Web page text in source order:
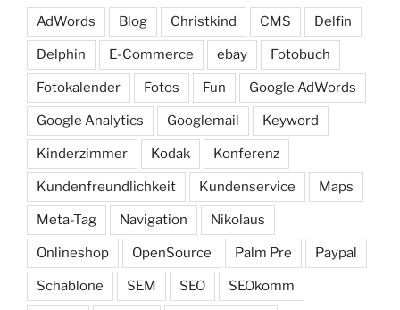
AdWords Blog Christkind CMS Delfin
Delphin E-Commerce ebay Fotobuch
Fotokalender Fotos Fun Google AdWords
Google Analytics Googlemail Keyword
Kinderzimmer Kodak Konferenz
Kundenfreundlichkeit Kundenservice Maps
Meta-Tag Navigation Nikolaus
Onlineshop OpenSource Palm Pre Paypal
Schablone SEM SEO SEOkomm